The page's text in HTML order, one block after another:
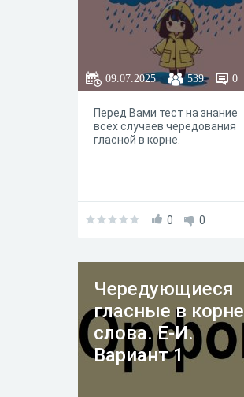
09.07.2025 539 0
Перед Вами тест на знание
всех случаев чередования
гласной в корне.
0 0
Чередующиеся
гласные в корне
слова. Е-И.
Вариант 1